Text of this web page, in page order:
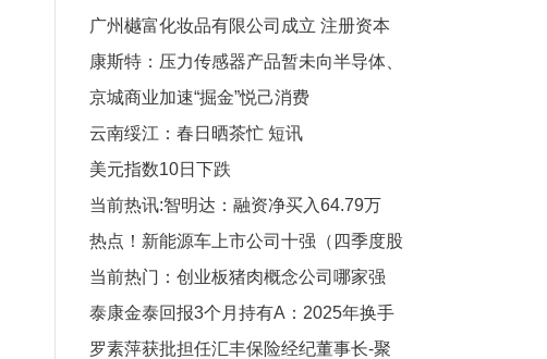
广州樾富化妆品有限公司成立 注册资本
50万人民币|热头条
康斯特：压力传感器产品暂未向半导体、
新材料等行业客户推广-微头条
京城商业加速“掘金”悦己消费
云南绥江：春日晒茶忙 短讯
美元指数10日下跌
当前热讯:智明达：融资净买入64.79万
元，融资余额3.44亿元
热点！新能源车上市公司十强（四季度股
票营收增幅的排名）
当前热门：创业板猪肉概念公司哪家强
(猪肉概念上市企业市值排名)
泰康金泰回报3个月持有A：2025年换手
率为22.72% 焦点精选
罗素萍获批担任汇丰保险经纪董事长-聚